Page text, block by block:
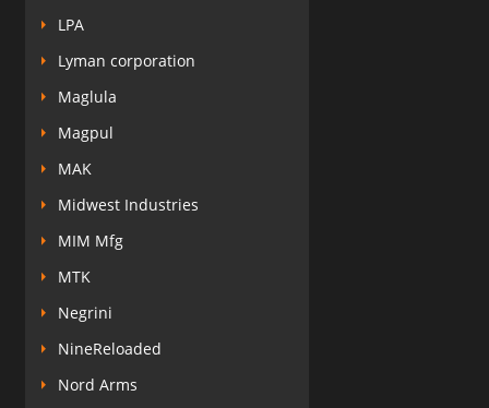
LPA
Lyman corporation
Maglula
Magpul
MAK
Midwest Industries
MIM Mfg
MTK
Negrini
NineReloaded
Nord Arms